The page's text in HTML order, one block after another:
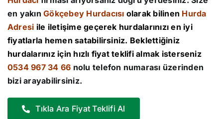
en yakınGökçebey Hurdacısı olarak bilinen Hurda
Adresi ile iletişime geçerek hurdalarınızı en iyi
fiyatlarla hemen satabilirsiniz. Beklettiğiniz
hurdalarınız için hızlı fiyat teklifi almak isterseniz
0534 967 34 66 nolu telefon numarası üzerinden
bizi arayabilirsiniz.
Tıkla Ara Fiyat Teklifi Al